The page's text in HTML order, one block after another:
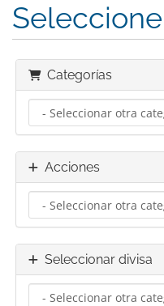
Categorías
Acciones
Seleccionar divisa